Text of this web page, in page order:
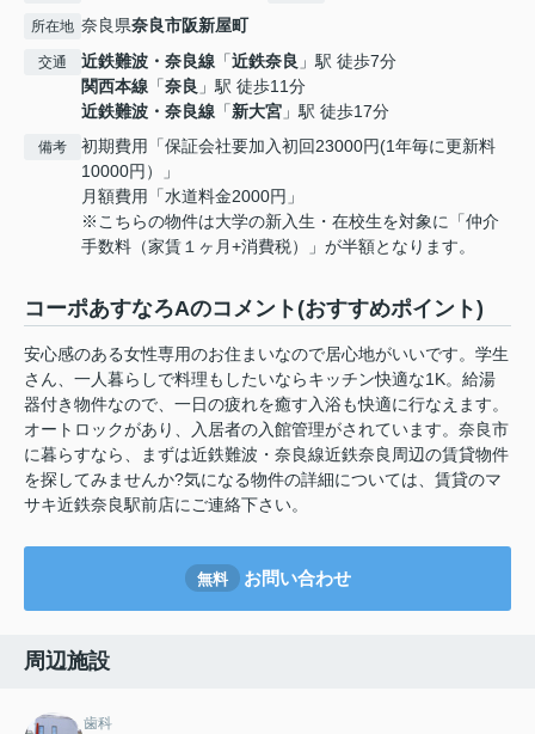
所在地 奈良県奈良市阪新屋町
交通 近鉄難波・奈良線 「近鉄奈良 」駅 徒歩7分
関西本線 「奈良 」駅 徒歩11分
近鉄難波・奈良線 「新大宮 」駅 徒歩17分
備考
初期費用「保証会社要加入初回23000円(1年毎に更新料
10000円）」
月額費用「水道料金2000円」
※こちらの物件は大学の新入生・在校生を対象に「仲介
手数料（家賃１ヶ月+消費税）」が半額となります。
コーポあすなろAのコメント(おすすめポイント)
安心感のある女性専用のお住まいなので居心地がいいです。学生
さん、一人暮らしで料理もしたいならキッチン快適な1K。給湯
器付き物件なので、一日の疲れを癒す入浴も快適に行なえます。
オートロックがあり、入居者の入館管理がされています。奈良市
に暮らすなら、まずは近鉄難波・奈良線近鉄奈良周辺の賃貸物件
を探してみませんか?気になる物件の詳細については、賃貸のマ
サキ近鉄奈良駅前店にご連絡下さい。
無料 お問い合わせ
周辺施設
歯科